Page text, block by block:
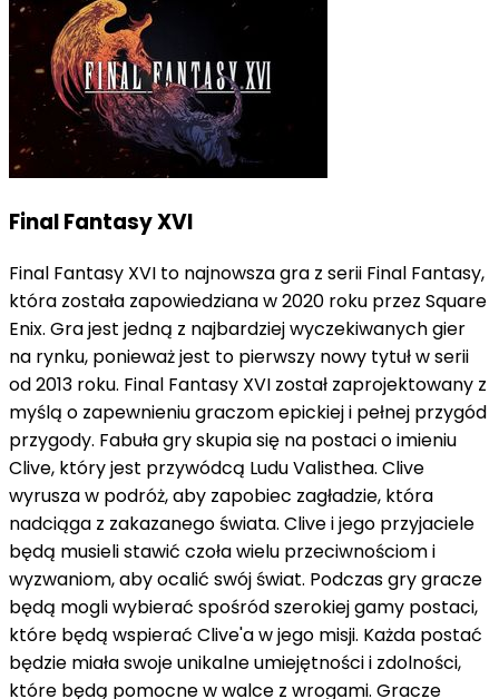
Final Fantasy XVI
Final Fantasy XVI to najnowsza gra z serii Final Fantasy,
która została zapowiedziana w 2020 roku przez Square
Enix. Gra jest jedną z najbardziej wyczekiwanych gier
na rynku, ponieważ jest to pierwszy nowy tytuł w serii
od 2013 roku. Final Fantasy XVI został zaprojektowany z
myślą o zapewnieniu graczom epickiej i pełnej przygód
przygody. Fabuła gry skupia się na postaci o imieniu
Clive, który jest przywódcą Ludu Valisthea. Clive
wyrusza w podróż, aby zapobiec zagładzie, która
nadciąga z zakazanego świata. Clive i jego przyjaciele
będą musieli stawić czoła wielu przeciwnościom i
wyzwaniom, aby ocalić swój świat. Podczas gry gracze
będą mogli wybierać spośród szerokiej gamy postaci,
które będą wspierać Clive'a w jego misji. Każda postać
będzie miała swoje unikalne umiejętności i zdolności,
które będą pomocne w walce z wrogami. Gracze